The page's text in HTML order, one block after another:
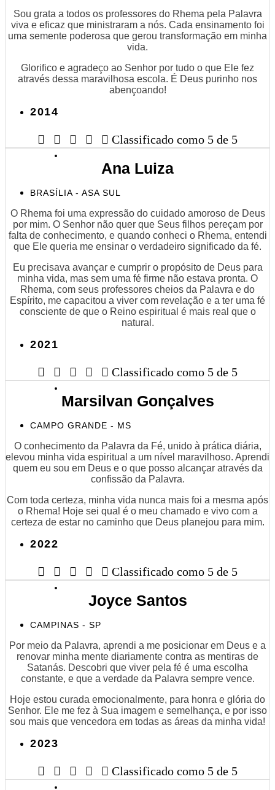
Sou grata a todos os professores do Rhema pela Palavra
viva e eficaz que ministraram a nós. Cada ensinamento foi
uma semente poderosa que gerou transformação em minha
vida.
Glorifico e agradeço ao Senhor por tudo o que Ele fez
através dessa maravilhosa escola. É Deus purinho nos
abençoando!
2014
     Classificado como 5 de 5
Ana Luiza
BRASÍLIA - ASA SUL
O Rhema foi uma expressão do cuidado amoroso de Deus
por mim. O Senhor não quer que Seus filhos pereçam por
falta de conhecimento, e quando conheci o Rhema, entendi
que Ele queria me ensinar o verdadeiro significado da fé.
Eu precisava avançar e cumprir o propósito de Deus para
minha vida, mas sem uma fé firme não estava pronta. O
Rhema, com seus professores cheios da Palavra e do
Espírito, me capacitou a viver com revelação e a ter uma fé
consciente de que o Reino espiritual é mais real que o
natural.
2021
     Classificado como 5 de 5
Marsilvan Gonçalves
CAMPO GRANDE - MS
O conhecimento da Palavra da Fé, unido à prática diária,
elevou minha vida espiritual a um nível maravilhoso. Aprendi
quem eu sou em Deus e o que posso alcançar através da
confissão da Palavra.
Com toda certeza, minha vida nunca mais foi a mesma após
o Rhema! Hoje sei qual é o meu chamado e vivo com a
certeza de estar no caminho que Deus planejou para mim.
2022
     Classificado como 5 de 5
Joyce Santos
CAMPINAS - SP
Por meio da Palavra, aprendi a me posicionar em Deus e a
renovar minha mente diariamente contra as mentiras de
Satanás. Descobri que viver pela fé é uma escolha
constante, e que a verdade da Palavra sempre vence.
Hoje estou curada emocionalmente, para honra e glória do
Senhor. Ele me fez à Sua imagem e semelhança, e por isso
sou mais que vencedora em todas as áreas da minha vida!
2023
     Classificado como 5 de 5